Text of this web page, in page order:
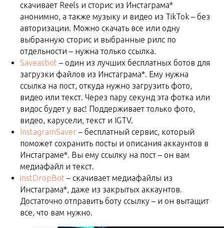
скачивает Reels и сторис из Инстаграма*
анонимно, а также музыку и видео из TikTok – без
авторизации. Можно скачать все или одну
выбранную сторис и выбранные рилс по
отдельности – нужна только ссылка.
Saveasbot – один из лучших бесплатных ботов для
загрузки файлов из Инстаграма*. Ему нужна
ссылка на пост, откуда нужно загрузить фото,
видео или текст. Через пару секунд эта фотка или
видос будет у вас! Поддерживает только фото,
видео, карусели, текст и IGTV.
InstagramSaver – бесплатный сервис, который
поможет сохранить посты и описания аккаунтов в
Инстаграме*. Вы ему ссылку на пост – он вам
медиафайл и текст.
instDropBot – скачивает медиафайлы из
Инстаграма*, даже из закрытых аккаунтов.
Достаточно отправить боту ссылку – и он вытащит
все, что вам нужно.